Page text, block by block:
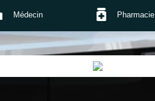
Médecin Pharmacie